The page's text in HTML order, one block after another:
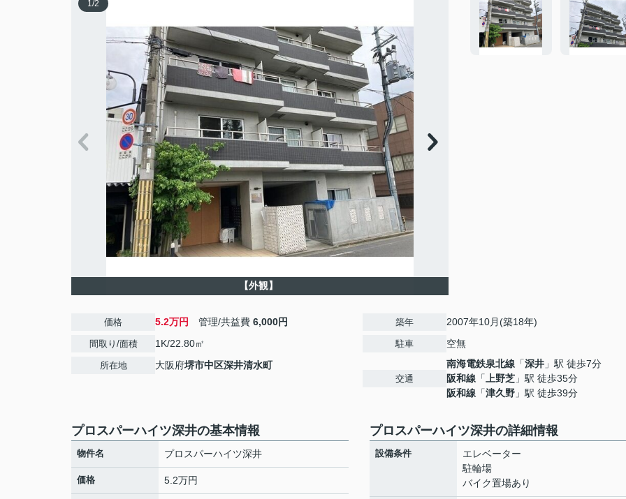
1/2
【外観】
価格 5.2万円 管理/共益費 6,000円
間取り/面積 1K/22.80㎡
所在地 大阪府堺市中区深井清水町
築年 2007年10月(築18年)
駐車 空無
交通
南海電鉄泉北線 「深井 」駅 徒歩7分
阪和線 「 上野芝 」駅 徒歩35分
阪和線 「津久野 」駅 徒歩39分
プロスパーハイツ深井の基本情報
物件名 プロスパーハイツ深井
価格 5.2万円
プロスパーハイツ深井の詳細情報
設備条件
エレベーター
駐輪場
バイク置場あり